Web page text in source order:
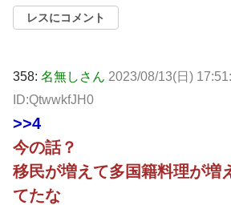
レスにコメント
358: 名無しさん 2023/08/13(日)
ID:QtwwkfJH0
>>4
今の話？
移民が増えて多国籍料理が増
てたな